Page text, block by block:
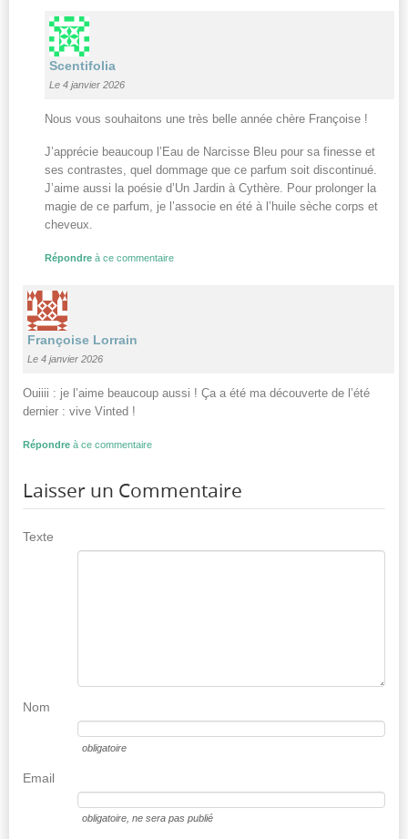
Scentifolia
Le 4 janvier 2026
Nous vous souhaitons une très belle année chère Françoise !
J’apprécie beaucoup l’Eau de Narcisse Bleu pour sa finesse et
ses contrastes, quel dommage que ce parfum soit discontinué.
J’aime aussi la poésie d’Un Jardin à Cythère. Pour prolonger la
magie de ce parfum, je l’associe en été à l’huile sèche corps et
cheveux.
Répondre à ce commentaire
Françoise Lorrain
Le 4 janvier 2026
Ouiiii : je l’aime beaucoup aussi ! Ça a été ma découverte de l’été
dernier : vive Vinted !
Répondre à ce commentaire
Laisser un Commentaire
Texte
Nom
obligatoire
Email
obligatoire , ne sera pas publié